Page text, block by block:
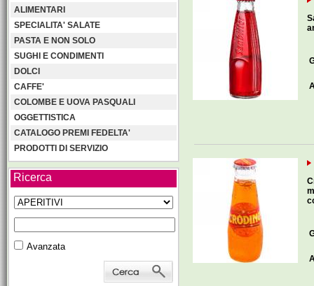
ALIMENTARI
SPECIALITA' SALATE
PASTA E NON SOLO
SUGHI E CONDIMENTI
DOLCI
CAFFE'
COLOMBE E UOVA PASQUALI
OGGETTISTICA
CATALOGO PREMI FEDELTA'
PRODOTTI DI SERVIZIO
Ricerca
Avanzata